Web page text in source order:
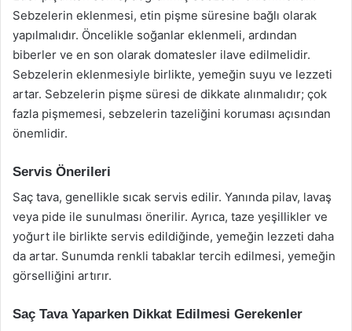
Sebzelerin eklenmesi, etin pişme süresine bağlı olarak
yapılmalıdır. Öncelikle soğanlar eklenmeli, ardından
biberler ve en son olarak domatesler ilave edilmelidir.
Sebzelerin eklenmesiyle birlikte, yemeğin suyu ve lezzeti
artar. Sebzelerin pişme süresi de dikkate alınmalıdır; çok
fazla pişmemesi, sebzelerin tazeliğini koruması açısından
önemlidir.
Servis Önerileri
Saç tava, genellikle sıcak servis edilir. Yanında pilav, lavaş
veya pide ile sunulması önerilir. Ayrıca, taze yeşillikler ve
yoğurt ile birlikte servis edildiğinde, yemeğin lezzeti daha
da artar. Sunumda renkli tabaklar tercih edilmesi, yemeğin
görselliğini artırır.
Saç Tava Yaparken Dikkat Edilmesi Gerekenler